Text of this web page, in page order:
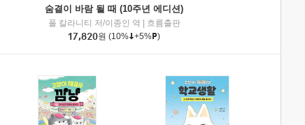
미래엔아이세움
숨결이 바람 될 때 (10주년 에디션)
폴 칼라니티 저/이종인 역
흐름출판
17,820원 (10% +5% )